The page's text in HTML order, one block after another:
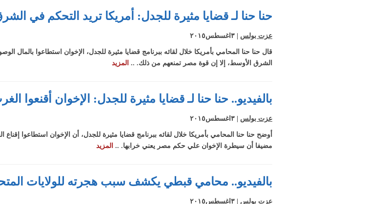
حنا حنا لـ قضايا مثيرة للجدل: أمريكا تريد التحكم في
عزت بولس
قال حنا حنا المحامي بأمريكا خلال لقائه ببرنامج قضايا مثيرة للجدل، الإخوان استطاعوا بالمال
الشرق الأوسط، إلا إن قوة مصر تمنعهم من ذلك. .. المزيد
بالفيديو.. حنا حنا لـ قضايا مثيرة للجدل: الإخوان أقنعوا
عزت بولس
أوضح حنا حنا المحامي بأمريكا خلال لقائه ببرنامج قضايا مثيرة للجدل، أن الإخوان استطاعوا
مضيفا أن سيطرة الإخوان علي حكم مصر يعني خرابها. .. المزيد
بالفيديو.. محامي قبطي يكشف سبب هجرته للولايات
عزت بولس